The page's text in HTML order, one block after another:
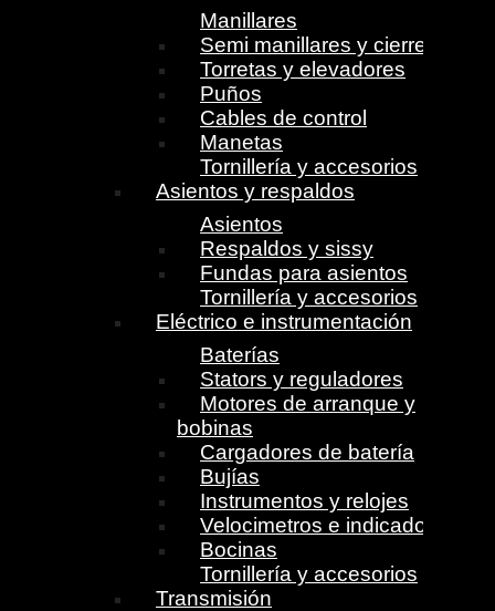
Manillares
Semi manillares y cierres
Torretas y elevadores
Puños
Cables de control
Manetas
Tornillería y accesorios
Asientos y respaldos
Asientos
Respaldos y sissy
Fundas para asientos
Tornillería y accesorios
Eléctrico e instrumentación
Baterías
Stators y reguladores
Motores de arranque y
bobinas
Cargadores de batería
Bujías
Instrumentos y relojes
Velocimetros e indicadores
Bocinas
Tornillería y accesorios
Transmisión